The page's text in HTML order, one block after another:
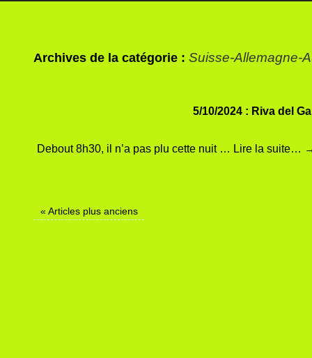
Archives de la catégorie : Suisse-Allemagne-
5/10/2024 : Riva del
Debout 8h30, il n’a pas plu cette nuit … Lire la suite…
« Articles plus anciens